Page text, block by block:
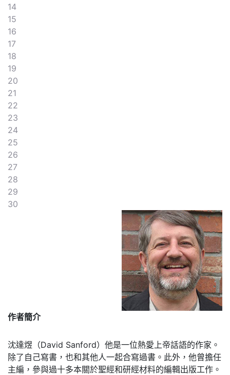
14
15
16
17
18
19
20
21
22
23
24
25
26
27
28
29
30
作者簡介
沈達煜（David Sanford）他是一位熱愛上帝話語的作家。
除了自己寫書，也和其他人一起合寫過書。此外，他曾擔任
主編，參與過十多本關於聖經和研經材料的編輯出版工作。